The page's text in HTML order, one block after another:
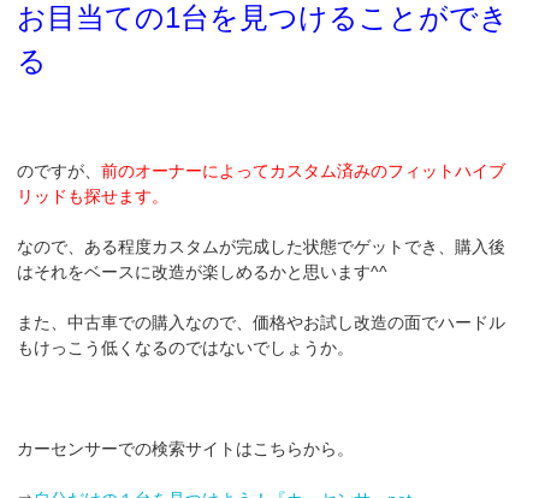
お目当ての1台を見つけることができ
る
のですが、前のオーナーによってカスタム済みのフィットハイブ
リッドも探せます。
なので、ある程度カスタムが完成した状態でゲットでき、購入後
はそれをベースに改造が楽しめるかと思います^^
また、中古車での購入なので、価格やお試し改造の面でハードル
もけっこう低くなるのではないでしょうか。
カーセンサーでの検索サイトはこちらから。